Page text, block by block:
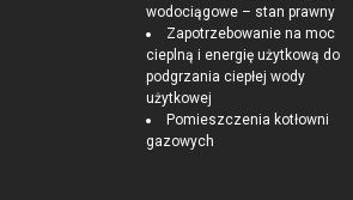
wodociągowe – stan prawny
Zapotrzebowanie na moc
cieplną i energię użytkową do
podgrzania ciepłej wody
użytkowej
Pomieszczenia kotłowni
gazowych